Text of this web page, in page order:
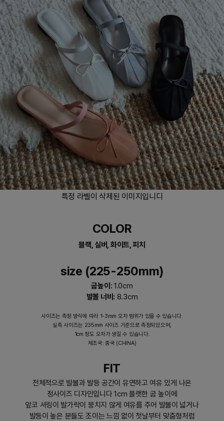
특정 라벨이 삭제된 이미지입니디
COLOR
블랙, 실버, 화이트, 피치
size (225-250mm)
굽높이: 1.0cm
발볼 너비: 8.3cm
사이즈는 측정 방식에 따라 1-3mm 오차 범위가 있을 수 있습니다.
실측 사이즈는 235mm 사이즈 기준으로 측정되었으며,
1cm 정도 오차가 생길 수 있습니다.
제조국: 중국 (CHINA)
FIT
전체적으로 발볼과 발등 공간이 유연하고 여유 있게 나온
정사이즈 디자인입니다 1cm 플랫한 굽 높이에
앞코 셔링이 발가락이 뭉치지 않게 여유를 주어 발볼이 넓거나
발등이 높은 분들도 조이는 느낌 없이 첫날부터 맞춤형처럼